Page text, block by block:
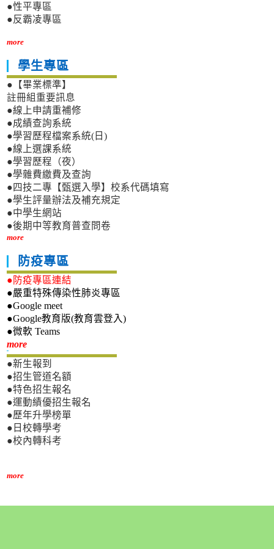
●性平專區
●反霸凌專區
more
學生專區
●【畢業標準】
註冊組重要訊息
●線上申請重補修
●成績查詢系統
●學習歷程檔案系統(日)
●線上選課系統
●學習歷程（夜）
●學雜費繳費及查詢
●四技二專【甄選入學】校系代碼填寫
●學生評量辦法及補充規定
●中學生網站
●後期中等教育普查問卷
more
防疫專區
●防疫專區連結
●嚴重特殊傳染性肺炎專區
●Google meet
●Google教育版(教育雲登入)
●微軟 Teams
more新生專區
●新生報到
●招生管道名額
●特色招生報名
●運動績優招生報名
●歷年升學榜單
●日校轉學考
●校內轉科考
more